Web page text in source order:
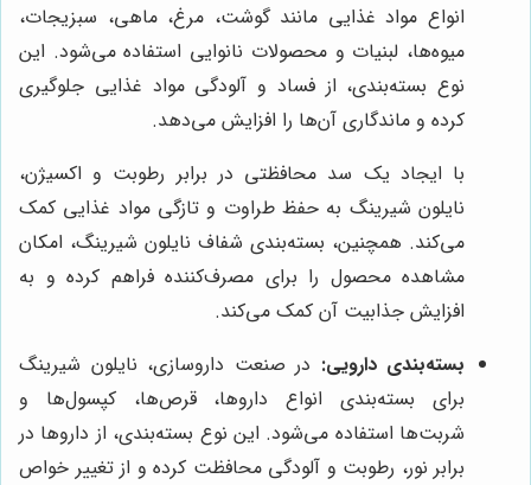
انواع مواد غذایی مانند گوشت، مرغ، ماهی، سبزیجات،
میوه‌ها، لبنیات و محصولات نانوایی استفاده می‌شود. این
نوع بسته‌بندی، از فساد و آلودگی مواد غذایی جلوگیری
کرده و ماندگاری آن‌ها را افزایش می‌دهد.
با ایجاد یک سد محافظتی در برابر رطوبت و اکسیژن،
نایلون شیرینگ به حفظ طراوت و تازگی مواد غذایی کمک
می‌کند. همچنین، بسته‌بندی شفاف نایلون شیرینگ، امکان
مشاهده محصول را برای مصرف‌کننده فراهم کرده و به
افزایش جذابیت آن کمک می‌کند.
بسته‌بندی دارویی: در صنعت داروسازی، نایلون شیرینگ
برای بسته‌بندی انواع داروها، قرص‌ها، کپسول‌ها و
شربت‌ها استفاده می‌شود. این نوع بسته‌بندی، از داروها در
برابر نور، رطوبت و آلودگی محافظت کرده و از تغییر خواص